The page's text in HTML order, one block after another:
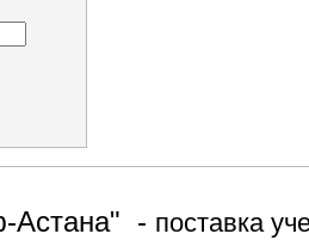
Астана" - поставка